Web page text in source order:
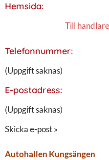
Hemsida:
Till
Telefonnummer:
(Uppgift saknas)
E-postadress:
(Uppgift saknas)
Skicka e-post »
Autohallen Kungsängen